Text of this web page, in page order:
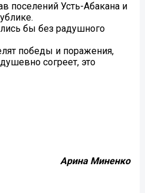
поселений Усть-Абакана и
бы без радушного
победы и поражения,
согреет, это
Арина Миненко